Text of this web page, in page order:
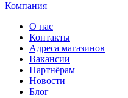
Компания
О нас
Контакты
Адреса магазинов
Вакансии
Партнёрам
Новости
Блог